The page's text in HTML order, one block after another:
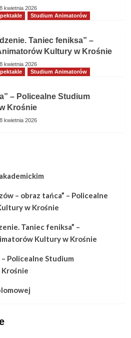
kwietnia 2026
Studium Animatorów
Taniec feniksa” –
Kultury w Krośnie
kwietnia 2026
Studium Animatorów
– Policealne Studium
Krośnie
kwietnia 2026
– obraz tańca” – Policealne
w Krośnie
Taniec feniksa” –
Kultury w Krośnie
Policealne Studium